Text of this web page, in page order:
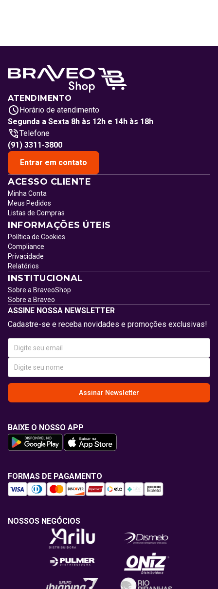
ATENDIMENTO
Horário de atendimento
Segunda a Sexta 8h às 12h e 14h às 18h
Telefone
(91) 3311-3800
Entrar em contato
ACESSO CLIENTE
Minha Conta
Meus Pedidos
Listas de Compras
INFORMAÇÕES ÚTEIS
Política de Cookies
Compliance
Privacidade
Relatórios
INSTITUCIONAL
Sobre a BraveoShop
Sobre a Braveo
ASSINE NOSSA NEWSLETTER
Cadastre-se e receba novidades e promoções exclusivas!
Assinar Newsletter
BAIXE O NOSSO APP
FORMAS DE PAGAMENTO
NOSSOS NEGÓCIOS